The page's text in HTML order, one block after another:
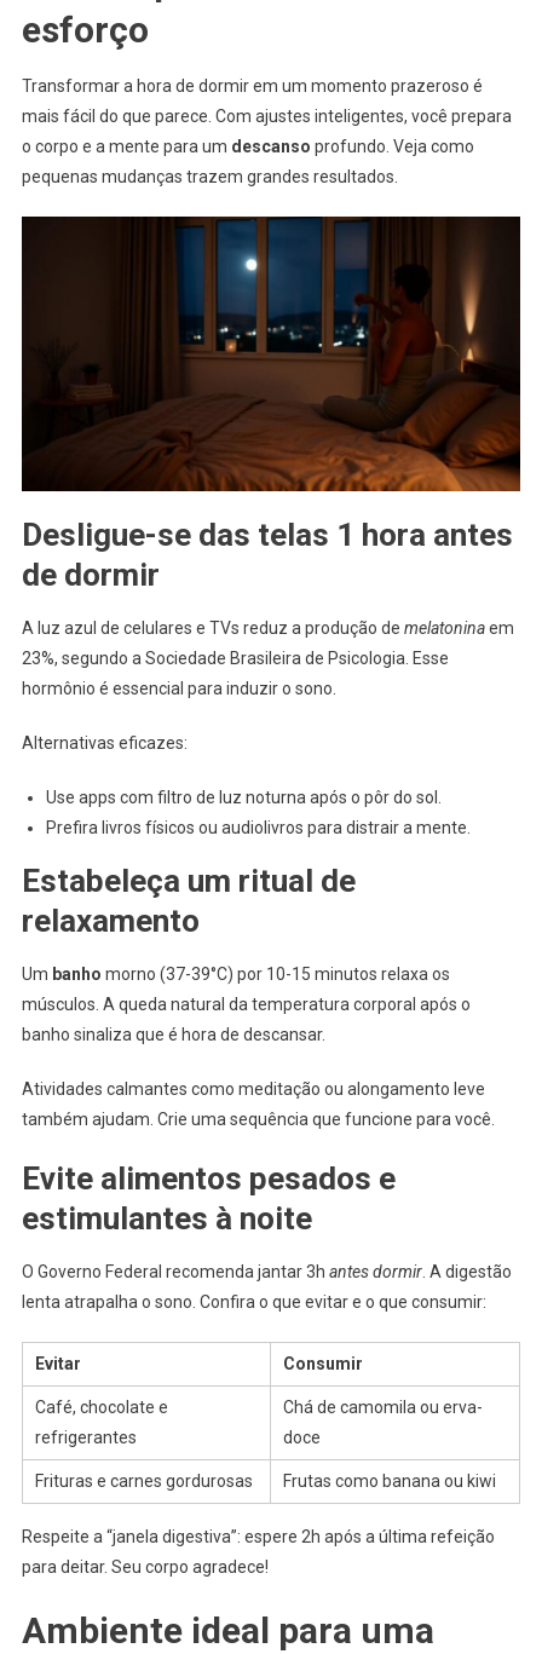
esforço
Transformar a hora de dormir em um momento prazeroso é
mais fácil do que parece. Com ajustes inteligentes, você prepara
o corpo e a mente para um descanso profundo. Veja como
pequenas mudanças trazem grandes resultados.
Desligue-se das telas 1 hora antes
de dormir
A luz azul de celulares e TVs reduz a produção de melatoninaem
23%, segundo a Sociedade Brasileira de Psicologia. Esse
hormônio é essencial para induzir o sono.
Alternativas eficazes:
Use apps com filtro de luz noturna após o pôr do sol.
Prefira livros físicos ou audiolivros para distrair a mente.
Estabeleça um ritual de
relaxamento
Um banho morno (37-39°C) por 10-15 minutos relaxa os
músculos. A queda natural da temperatura corporal após o
banho sinaliza que é hora de descansar.
Atividades calmantes como meditação ou alongamento leve
também ajudam. Crie uma sequência que funcione para você.
Evite alimentos pesados e
estimulantes à noite
O Governo Federal recomenda jantar 3h antes dormir. A digestão
lenta atrapalha o sono. Confira o que evitar e o que consumir:
Evitar Consumir
Café, chocolate e
refrigerantes
Chá de camomila ou erva-
doce
Frituras e carnes gordurosas Frutas como banana ou kiwi
Respeite a “janela digestiva”: espere 2h após a última refeição
para deitar. Seu corpo agradece!
Ambiente ideal para uma